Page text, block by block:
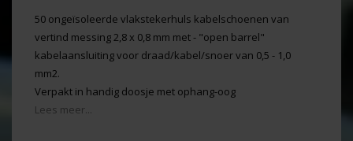
50 ongeïsoleerde vlakstekerhuls kabelschoenen van
vertind messing 2,8 x 0,8 mm met - "open barrel"
kabelaansluiting voor draad/kabel/snoer van 0,5 - 1,0
mm2.
Verpakt in handig doosje met ophang-oog
Lees meer...